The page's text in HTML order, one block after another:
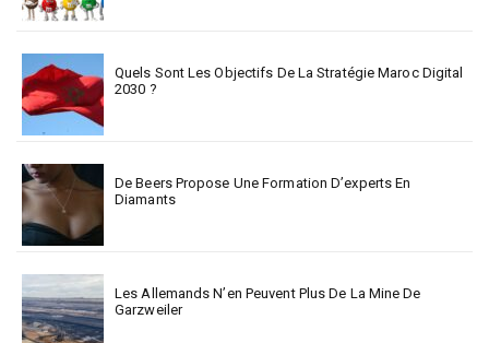
Quels Sont Les Objectifs De La Stratégie Maroc Digital
2030 ?
De Beers Propose Une Formation D’experts En
Diamants
Les Allemands N’en Peuvent Plus De La Mine De
Garzweiler